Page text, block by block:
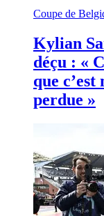
Coupe de
Kylian
déçu : «
que
perdue »